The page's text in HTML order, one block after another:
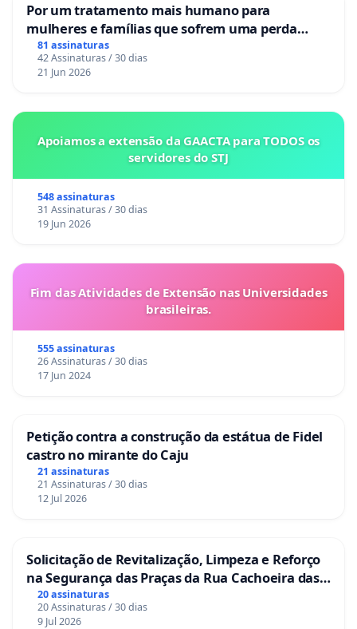
Por um tratamento mais humano para
mulheres e famílias que sofrem uma perda
gestacional nos hospitais portugueses
81 assinaturas
42 Assinaturas / 30 dias
21 Jun 2026
Apoiamos a extensão da GAACTA para TODOS os
servidores do STJ
548 assinaturas
31 Assinaturas / 30 dias
19 Jun 2026
Fim das Atividades de Extensão nas Universidades
brasileiras.
555 assinaturas
26 Assinaturas / 30 dias
17 Jun 2024
Petição contra a construção da estátua de Fidel
castro no mirante do Caju
21 assinaturas
21 Assinaturas / 30 dias
12 Jul 2026
Solicitação de Revitalização, Limpeza e Reforço
na Segurança das Praças da Rua Cachoeira das
Sete Ilhas
20 assinaturas
20 Assinaturas / 30 dias
9 Jul 2026